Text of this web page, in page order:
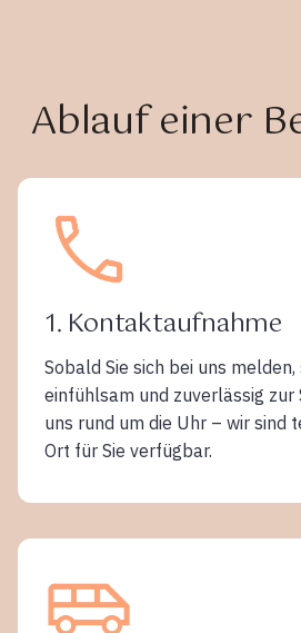
Ablauf einer
1. Kontaktaufnahme
Sobald Sie sich bei uns
einfühlsam und zuverlässig zur
uns rund um die Uhr – wir sind
Ort für Sie verfügbar.